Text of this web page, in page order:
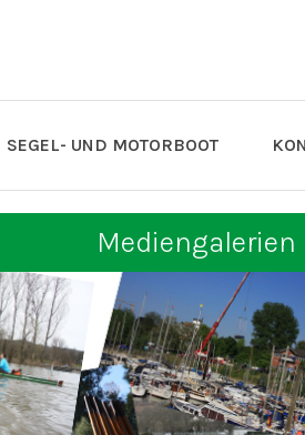
SEGEL- UND MOTORBOOT
Mediengalerien